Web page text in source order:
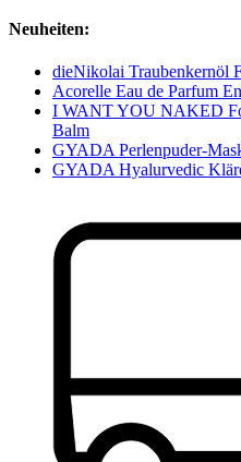
Neuheiten:
dieNikolai Traubenkernöl
Acorelle Eau de Parfum
I WANT YOU NAKED
Balm
GYADA Perlenpuder-
GYADA Hyalurvedic